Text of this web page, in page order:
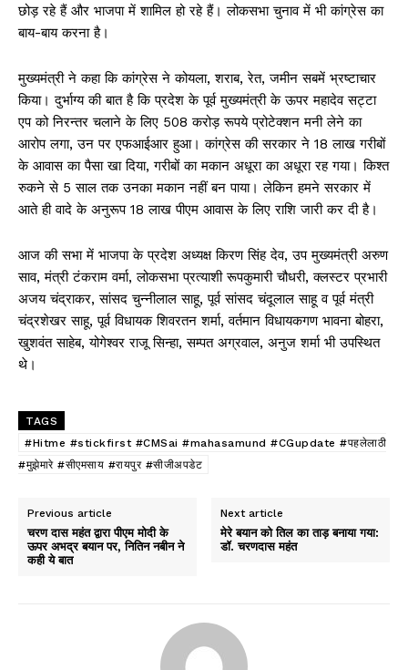
छोड़ रहे हैं और भाजपा में शामिल हो रहे हैं। लोकसभा चुनाव में भी कांग्रेस का
बाय-बाय करना है।
मुख्यमंत्री ने कहा कि कांग्रेस ने कोयला, शराब, रेत, जमीन सबमें भ्रष्टाचार
किया। दुर्भाग्य की बात है कि प्रदेश के पूर्व मुख्यमंत्री के ऊपर महादेव सट्टा
एप को निरन्तर चलाने के लिए 508 करोड़ रूपये प्रोटेक्शन मनी लेने का
आरोप लगा, उन पर एफआईआर हुआ। कांग्रेस की सरकार ने 18 लाख गरीबों
के आवास का पैसा खा दिया, गरीबों का मकान अधूरा का अधूरा रह गया। किश्त
रुकने से 5 साल तक उनका मकान नहीं बन पाया। लेकिन हमने सरकार में
आते ही वादे के अनुरूप 18 लाख पीएम आवास के लिए राशि जारी कर दी है।
आज की सभा में भाजपा के प्रदेश अध्यक्ष किरण सिंह देव, उप मुख्यमंत्री अरुण
साव, मंत्री टंकराम वर्मा, लोकसभा प्रत्याशी रूपकुमारी चौधरी, क्लस्टर प्रभारी
अजय चंद्राकर, सांसद चुन्नीलाल साहू, पूर्व सांसद चंदूलाल साहू व पूर्व मंत्री
चंद्रशेखर साहू, पूर्व विधायक शिवरतन शर्मा, वर्तमान विधायकगण भावना बोहरा,
खुशवंत साहेब, योगेश्वर राजू सिन्हा, सम्पत अग्रवाल, अनुज शर्मा भी उपस्थित
थे।
TAGS
#Hitme #stickfirst #CMSai #mahasamund #CGupdate #पहलेलाठी
#मुझेमारे #सीएमसाय #रायपुर #सीजीअपडेट
Previous article
चरण दास महंत द्वारा पीएम मोदी के
ऊपर अभद्र बयान पर, नितिन नबीन ने
कही ये बात
Next article
मेरे बयान को तिल का ताड़ बनाया गया:
डॉ. चरणदास महंत